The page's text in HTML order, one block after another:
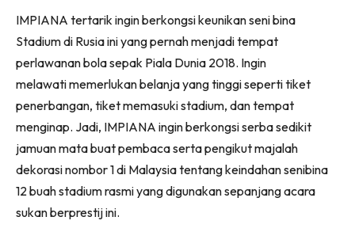
Ruang Tamu
Menarik Lagi
Casa Impiana
Impiana Makeover
Hartanah
IMPIANA tertarik ingin berkongsi keunikan seni bina
Stadium di Rusia ini yang pernah menjadi tempat
perlawanan bola sepak Piala Dunia 2018. Ingin
melawati memerlukan belanja yang tinggi seperti tiket
penerbangan, tiket memasuki stadium, dan tempat
menginap. Jadi, IMPIANA ingin berkongsi serba sedikit
jamuan mata buat pembaca serta pengikut majalah
dekorasi nombor 1 di Malaysia tentang keindahan senibina
12 buah stadium rasmi yang digunakan sepanjang acara
sukan berprestij ini.